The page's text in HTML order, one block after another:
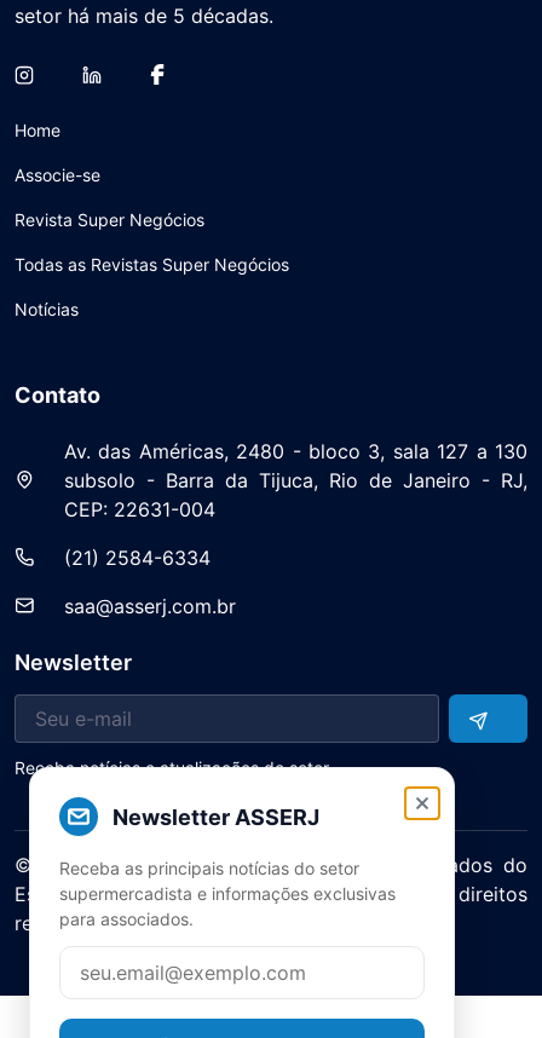
Newsletter ASSERJ
Receba as principais notícias do setor
supermercadista e informações exclusivas
para associados.
setor há mais de 5 décadas.
Home
Associe-se
Revista Super Negócios
Todas as Revistas Super Negócios
Notícias
Contato
Av. das Américas, 2480 - bloco 3, sala 127 a 130
subsolo - Barra da Tijuca, Rio de Janeiro - RJ,
CEP: 22631-004
(21) 2584-6334
saa@asserj.com.br
Newsletter
Receba notícias e atualizações do setor
© 2025 ASERJ – Associação de Supermercados do
Estado do Rio de Janeiro. Todos os direitos
reservados.
Política de Privacidade Termos de Uso